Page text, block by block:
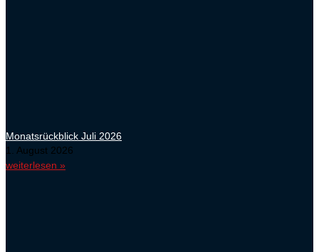
Monatsrückblick Juli 2026
1. August 2026
weiterlesen »